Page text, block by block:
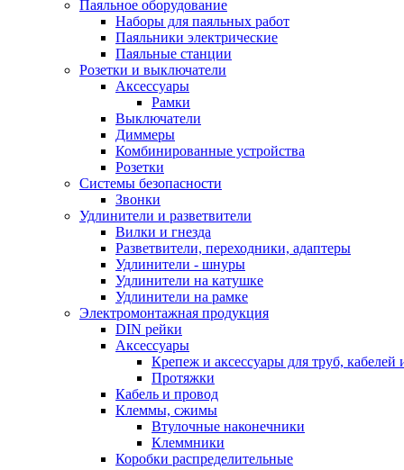
Паяльное оборудование
Наборы для паяльных работ
Паяльники электрические
Паяльные станции
Розетки и выключатели
Аксессуары
Рамки
Выключатели
Диммеры
Комбинированные устройства
Розетки
Системы безопасности
Звонки
Удлинители и разветвители
Вилки и гнезда
Разветвители, переходники, адаптеры
Удлинители - шнуры
Удлинители на катушке
Удлинители на рамке
Электромонтажная продукция
DIN рейки
Аксессуары
Крепеж и аксессуары для труб, кабелей
Протяжки
Кабель и провод
Клеммы, сжимы
Втулочные наконечники
Клеммники
Коробки распределительные